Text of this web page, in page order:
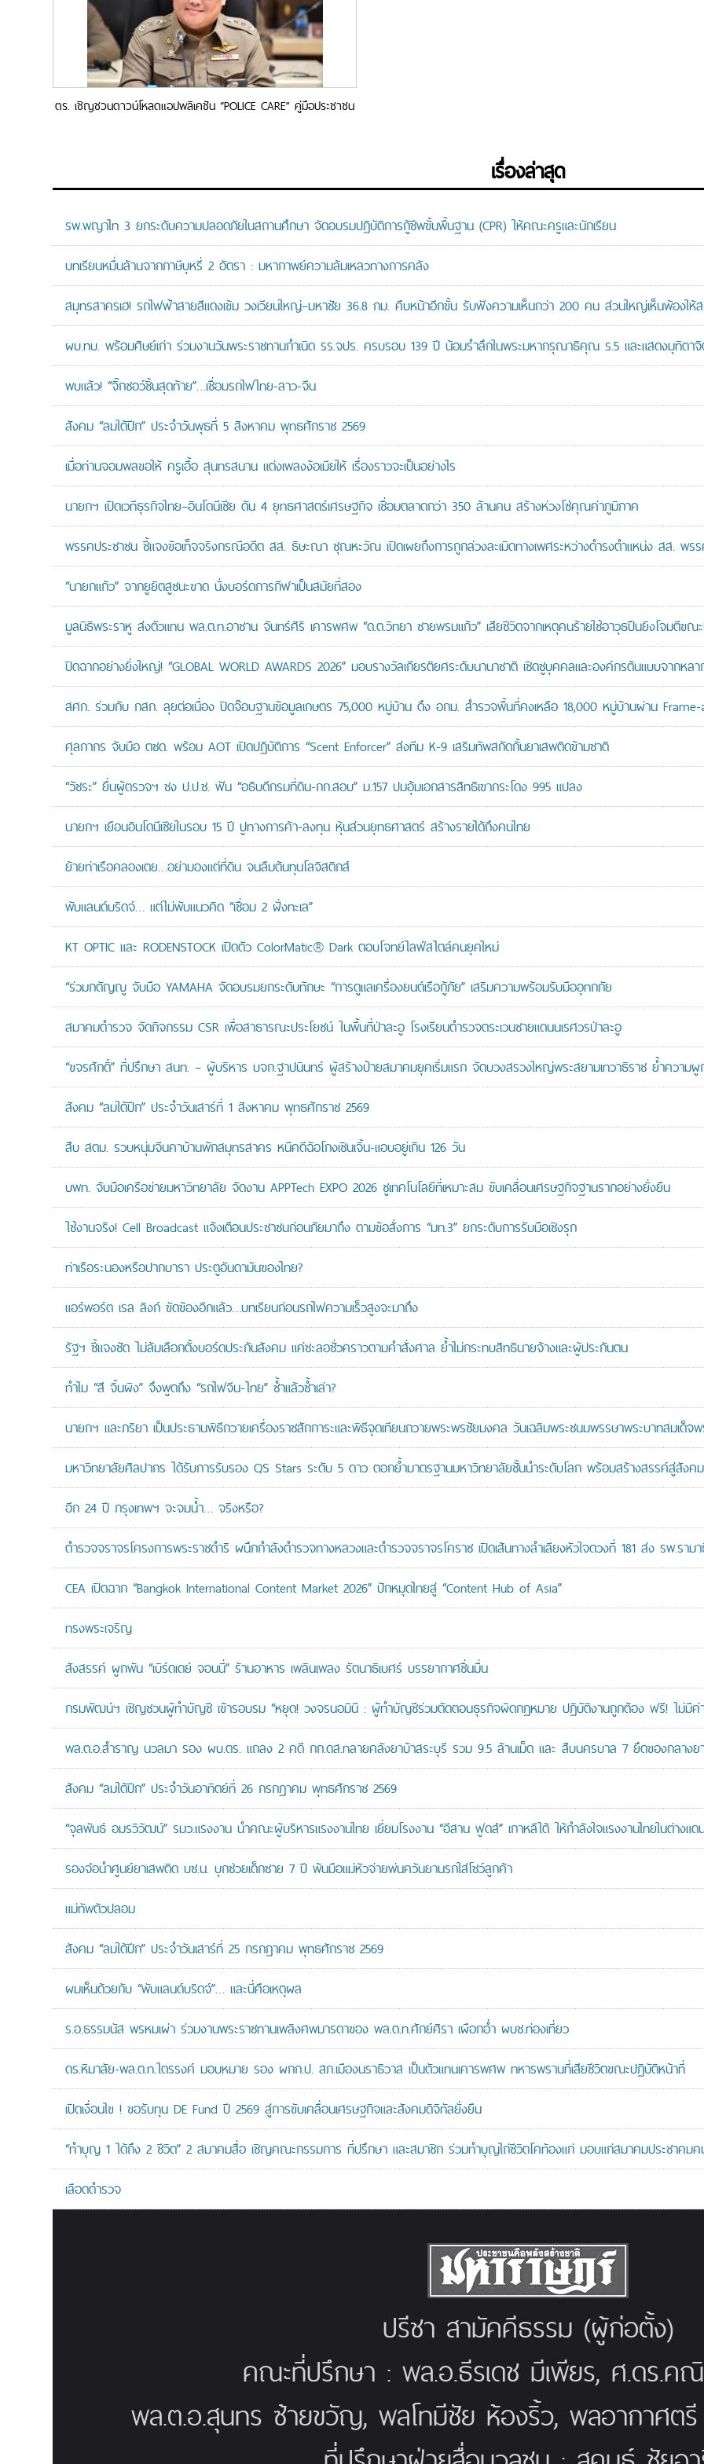
ตร. เชิญชวนดาวน์โหลดแอปพลิเคชัน “POLICE CARE” คู่มือประชาชน
เรื่องล่าสุด
รพ.พญาไท 3 ยกระดับความปลอดภัยในสถานศึกษา จัดอบรมปฏิบัติการกู้ชีพขั้นพื้นฐาน (CPR) ให้คณะครูและนักเรียน
บทเรียนหมื่นล้านจากภาษีบุหรี่ 2 อัตรา : มหากาพย์ความล้มเหลวทางการคลัง
สมุทรสาครเฮ! รถไฟฟ้าสายสีแดงเข้ม วงเวียนใหญ่–มหาชัย 36.8 กม. คืบหน้าอีกขั้น รับฟังความเห็นกว่า 200 คน ส่วนใหญ่เห็นพ้องให้
ผบ.ทบ. พร้อมศิษย์เก่า ร่วมงานวันพระราชทานกำเนิด รร.จปร. ครบรอบ 139 ปี น้อมรำลึกในพระมหากรุณาธิคุณ ร.5 และแสดงมุทิตา
พบแล้ว! “จิ๊กซอว์ชิ้นสุดท้าย”…เชื่อมรถไฟไทย-ลาว-จีน
สังคม “ลมใต้ปีก” ประจำวันพุธที่ 5 สิงหาคม พุทธศักราช 2569
เมื่อท่านจอมพลขอให้ ครูเอื้อ สุนทรสนาน แต่งเพลงง้อเมียให้ เรื่องราวจะเป็นอย่างไร
นายกฯ เปิดเวทีธุรกิจไทย–อินโดนีเซีย ดัน 4 ยุทธศาสตร์เศรษฐกิจ เชื่อมตลาดกว่า 350 ล้านคน สร้างห่วงโซ่คุณค่าภูมิภาค
พรรคประชาชน ชี้แจงข้อเท็จจริงกรณีอดีต สส. ธิษะณา ชุณหะวัณ เปิดเผยถึงการถูกล่วงละเมิดทางเพศระหว่างดำรงตำแหน่ง สส. พรร
“นายกแก้ว” จากยูยิตสูชนะขาด นั่งบอร์ดการกีฬาเป็นสมัยที่สอง
มูลนิธิพระราหู ส่งตัวแทน พล.ต.ท.อาชาน จันทร์ศิริ เคารพศพ “ด.ต.วิทยา ชายพรมแก้ว” เสียชีวิตจากเหตุคนร้ายใช้อาวุธปืนยิงโจมตีขณ
ปิดฉากอย่างยิ่งใหญ่! “GLOBAL WORLD AWARDS 2026” มอบรางวัลเกียรติยศระดับนานาชาติ เชิดชูบุคคลและองค์กรต้นแบบจากหล
สศก. ร่วมกับ กสก. ลุยต่อเนื่อง ปิดจ๊อบฐานข้อมูลเกษตร 75,000 หมู่บ้าน ดึง อกม. สำรวจพื้นที่คงเหลือ 18,000 หมู่บ้านผ่าน
ศุลกากร จับมือ ตชด. พร้อม AOT เปิดปฏิบัติการ “Scent Enforcer” ส่งทีม K-9 เสริมทัพสกัดกั้นยาเสพติดข้ามชาติ
“วัชระ” ยื่นผู้ตรวจฯ ชง ป.ป.ช. ฟัน “อธิบดีกรมที่ดิน-กก.สอบ” ม.157 ปมอุ้มเอกสารสิทธิเขากระโดง 995 แปลง
นายกฯ เยือนอินโดนีเซียในรอบ 15 ปี ปูทางการค้า-ลงทุน หุ้นส่วนยุทธศาสตร์ สร้างรายได้ถึงคนไทย
ย้ายท่าเรือคลองเตย…อย่ามองแต่ที่ดิน จนลืมต้นทุนโลจิสติกส์
พับแลนด์บริดจ์… แต่ไม่พับแนวคิด “เชื่อม 2 ฝั่งทะเล”
KT OPTIC และ RODENSTOCK เปิดตัว ColorMatic® Dark ตอบโจทย์ไลฟ์สไตล์คนยุคใหม่
“ร่วมกตัญญู จับมือ YAMAHA จัดอบรมยกระดับทักษะ “การดูแลเครื่องยนต์เรือกู้ภัย” เสริมความพร้อมรับมืออุทกภัย
สมาคมตำรวจ จัดกิจกรรม CSR เพื่อสาธารณะประโยชน์ ในพื้นที่ป่าละอู โรงเรียนตำรวจตระเวนชายแดนนเรศวรป่าละอู
“ขจรศักดิ์” ที่ปรึกษา สนท. – ผู้บริหาร บจก.ฐาปนินทร์ ผู้สร้างป้ายสมาคมยุคเริ่มแรก จัดบวงสรวงใหญ่พระสยามเทวาธิราช ย้ำความ
สังคม “ลมใต้ปีก” ประจำวันเสาร์ที่ 1 สิงหาคม พุทธศักราช 2569
สืบ สตม. รวบหนุ่มจีนคาบ้านพักสมุทรสาคร หนีคดีฉ้อโกงเซินเจิ้น-แอบอยู่เกิน 126 วัน
บพท. จับมือเครือข่ายมหาวิทยาลัย จัดงาน APPTech EXPO 2026 ชูเทคโนโลยีที่เหมาะสม ขับเคลื่อนเศรษฐกิจฐานรากอย่างยั่งยืน
ใช้งานจริง! Cell Broadcast แจ้งเตือนประชาชนก่อนภัยมาถึง ตามข้อสั่งการ “มท.3” ยกระดับการรับมือเชิงรุก
ท่าเรือระนองหรือปากบารา ประตูอันดามันของไทย?
แอร์พอร์ต เรล ลิงก์ ขัดข้องอีกแล้ว…บทเรียนก่อนรถไฟความเร็วสูงจะมาถึง
รัฐฯ ชี้แจงชัด ไม่ล้มเลือกตั้งบอร์ดประกันสังคม แค่ชะลอชั่วคราวตามคำสั่งศาล ย้ำไม่กระทบสิทธินายจ้างและผู้ประกันตน
ทำไม “สี จิ้นผิง” จึงพูดถึง “รถไฟจีน-ไทย” ซ้ำแล้วซ้ำเล่า?
นายกฯ และภริยา เป็นประธานพิธีถวายเครื่องราชสักการะและพิธีจุดเทียนถวายพระพรชัยมงคล วันเฉลิมพระชนมพรรษาพระบาทสมเด็จพ
มหาวิทยาลัยศิลปากร ได้รับการรับรอง QS Stars ระดับ 5 ดาว ตอกย้ำมาตรฐานมหาวิทยาลัยชั้นนำระดับโลก พร้อมสร้างสรรค์สู่สังค
อีก 24 ปี กรุงเทพฯ จะจมน้ำ… จริงหรือ?
ตำรวจจราจรโครงการพระราชดำริ ผนึกกำลังตำรวจทางหลวงและตำรวจจราจรโคราช เปิดเส้นทางลำเลียงหัวใจดวงที่ 181 ส่ง รพ.ราม
CEA เปิดฉาก “Bangkok International Content Market 2026” ปักหมุดไทยสู่ “Content Hub of Asia”
ทรงพระเจริญ
สังสรรค์ ผูกพัน “เบิร์ดเดย์ จอนนี่” ร้านอาหาร เพลินเพลง รัตนาธิเบศร์ บรรยากาศชื่นมื่น
กรมพัฒน์ฯ เชิญชวนผู้ทำบัญชี เข้ารอบรม “หยุด! วงจรนอมินี : ผู้ทำบัญชีร่วมตัดตอนธุรกิจผิดกฎหมาย ปฏิบัติงานถูกต้อง ฟรี! ไม่มีค่า
พล.ต.อ.สำราญ นวลมา รอง ผบ.ตร. แถลง 2 คดี กก.ดส.ทลายคลังยาบ้าสระบุรี รวม 9.5 ล้านเม็ด และ สืบนครบาล 7 ยึดของกลางย
สังคม “ลมใต้ปีก” ประจำวันอาทิตย์ที่ 26 กรกฎาคม พุทธศักราช 2569
“จุลพันธ์ อมรวิวัฒน์” รมว.แรงงาน นำคณะผู้บริหารแรงงานไทย เยี่ยมโรงงาน “อีสาน ฟูดส์” เกาหลีใต้ ให้กำลังใจแรงงานไทยในต่างแด
รองจ๋อนำศูนย์ยาเสพติด บช.น. บุกช่วยเด็กชาย 7 ปี พ้นมือแม่หัวจ่ายพ่นควันยานรกใส่โชว์ลูกค้า
แม่ทัพตัวปลอม
สังคม “ลมใต้ปีก” ประจำวันเสาร์ที่ 25 กรกฎาคม พุทธศักราช 2569
ผมเห็นด้วยกับ “พับแลนด์บริดจ์”… และนี่คือเหตุผล
ร.อ.ธรรมนัส พรหมเผ่า ร่วมงานพระราชทานเพลิงศพมารดาของ พล.ต.ท.ศักย์ศิรา เผือกอ่ำ ผบช.ท่องเที่ยว
ดร.หิมาลัย-พล.ต.ท.ไตรรงค์ มอบหมาย รอง ผกก.ป. สภ.เมืองนราธิวาส เป็นตัวแทนเคารพศพ ทหารพรานที่เสียชีวิตขณะปฏิบัติหน้าที่
เปิดเงื่อนไข ! ขอรับทุน DE Fund ปี 2569 สู่การขับเคลื่อนเศรษฐกิจและสังคมดิจิทัลยั่งยืน
“ทำบุญ 1 ได้ถึง 2 ชีวิต” 2 สมาคมสื่อ เชิญคณะกรรมการ ที่ปรึกษา และสมาชิก ร่วมทำบุญไถ่ชีวิตโคท้องแก่ มอบแก่สมาคมประชาคมค
เลือดตำรวจ
ปรีชา สามัคคีธรรม (ผู้ก่อตั้ง)
คณะที่ปรึกษา : พล.อ.ธีรเดช มีเพียร, ศ.ดร.
พล.ต.อ.สุนทร ซ้ายขวัญ, พลโทมีชัย ห้องริ้ว, พลอากาศ